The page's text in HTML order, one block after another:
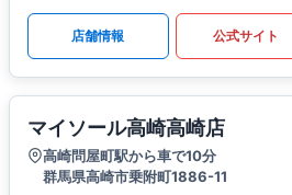
店舗情報 公式サイト
マイソール高崎高崎店
高崎問屋町駅から車で10分
群馬県高崎市乗附町1886-11